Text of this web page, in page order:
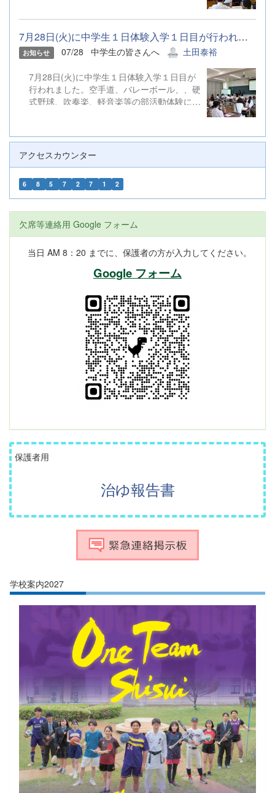
7月28日(火)に中学生１日体験入学１日目が行われました。空手道、...
お知らせ 07/28 中学生の皆さんへ 土田泰裕
7月28日(火)に中学生１日体験入学１日目が
行われました。空手道、バレーボール、、硬
式野球、吹奏楽、軽音楽等の部活動体験にた
アクセスカウンター
6 8 5 7 2 7 1 2
欠席等連絡用 Google フォーム
当日 AM 8：20 までに、保護者の方が入力してください。
Google フォーム
保護者用
治ゆ報告書
学校案内2027